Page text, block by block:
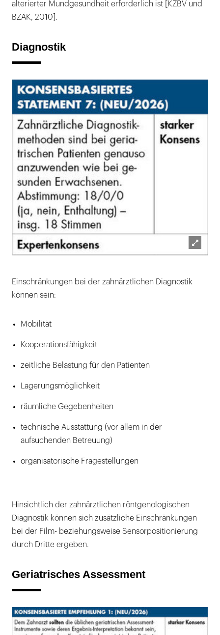
alterierter Mundgesundheit erforderlich ist [KZBV und
BZÄK, 2010].
Diagnostik
Einschränkungen bei der zahnärztlichen Diagnostik
können sein:
Mobilität
Kooperationsfähigkeit
zeitliche Belastung für den Patienten
Lagerungsmöglichkeit
räumliche Gegebenheiten
technische Ausstattung (vor allem in der
aufsuchenden Betreuung)
organisatorische Fragestellungen
Hinsichtlich der zahnärztlichen röntgenologischen
Diagnostik können sich zusätzliche Einschränkungen
bei der Film- beziehungsweise Sensorpositionierung
durch Dritte ergeben.
Geriatrisches Assessment